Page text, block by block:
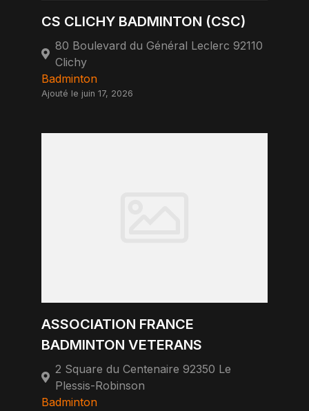
CS CLICHY BADMINTON (CSC)
80 Boulevard du Général Leclerc 92110
Clichy
Badminton
Ajouté le juin 17, 2026
ASSOCIATION FRANCE
BADMINTON VETERANS
2 Square du Centenaire 92350 Le
Plessis-Robinson
Badminton